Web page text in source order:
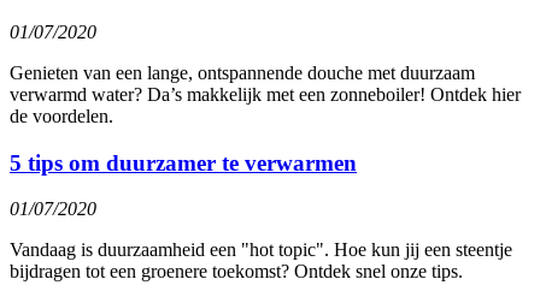
01/07/2020
Genieten van een lange, ontspannende douche met duurzaam
verwarmd water? Da’s makkelijk met een zonneboiler! Ontdek hier
de voordelen.
5 tips om duurzamer te verwarmen
01/07/2020
Vandaag is duurzaamheid een "hot topic". Hoe kun jij een steentje
bijdragen tot een groenere toekomst? Ontdek snel onze tips.